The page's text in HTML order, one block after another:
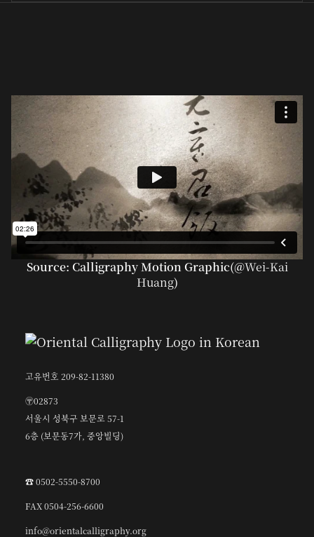
Source: Calligraphy Motion Graphic(@Wei-Kai
Huang)
고유번호 209-82-11380
〶02873
서울시 성북구 보문로 57-1
6층 (보문동7가, 중앙빌딩)
☎︎ 0502-5550-8700
FAX 0504-256-6600
info@orientalcalligraphy.org